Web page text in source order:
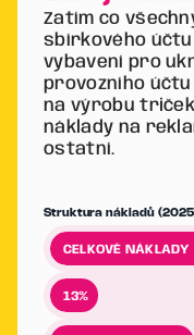
Zatím co
sbírkového účtu
vybavení pro
provozního
na výrobu
náklady na
ostatní.
Struktura nákladů
CELKOVÉ NÁKLADY
13%